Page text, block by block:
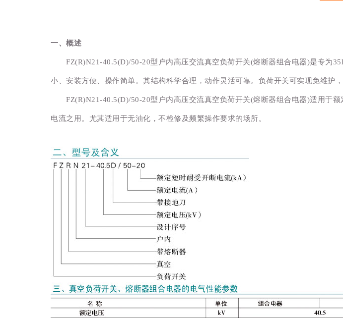
一、概述
FZ(R)N21-40.5(D)/50-20型户内高压交流真空负荷开关(熔断器组合电器)是专为
小、安装方便、操作简单。其结构科学合理，动作灵活可靠。负荷开关可实现免维护
FZ(R)N21-40.5(D)/50-20型户内高压交流真空负荷开关(熔断器组合电器)适用于额
电流之用。尤其适用于无油化，不检修及频繁操作要求的场所。